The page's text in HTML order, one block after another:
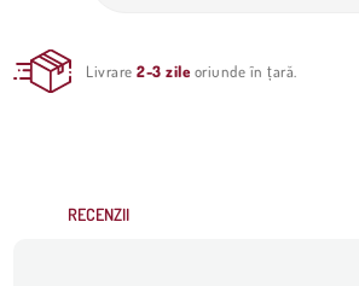
Livrare2-3 zile oriunde în țară.
RECENZII